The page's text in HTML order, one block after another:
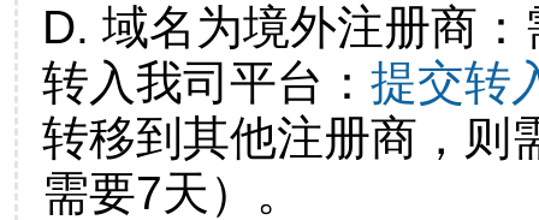
D. 域名为境外注册商
转入我司平台： 提交转
转移到其他注册商，则
需要7天）。